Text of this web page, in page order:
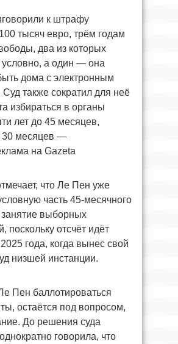
к штрафу
тысяч евро, трём годам
два из которых
а один — она
дома с электронным
Суд также сократил для неё
избираться в органы
лет до 45 месяцев,
30 месяцев —
на Gazeta
что Ле Пен уже
часть 45-месячного
занятие выборных
поскольку отсчёт идёт
года, когда вынес свой
низшей инстанции.
Пен баллотироваться
остаётся под вопросом,
До решения суда
говорила, что